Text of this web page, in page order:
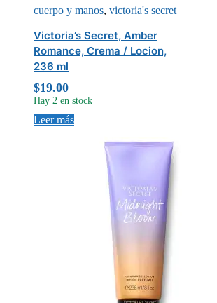
cuerpo y manos, victoria's secret
Victoria’s Secret, Amber
Romance, Crema / Locion,
236 ml
$19.00
Hay 2 en stock
Leer más